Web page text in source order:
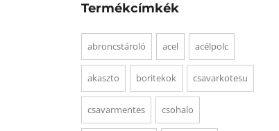
Termékcímkék
abroncstároló acel acélpolc
akaszto boritekok csavarkotesu
csavarmentes csohalo